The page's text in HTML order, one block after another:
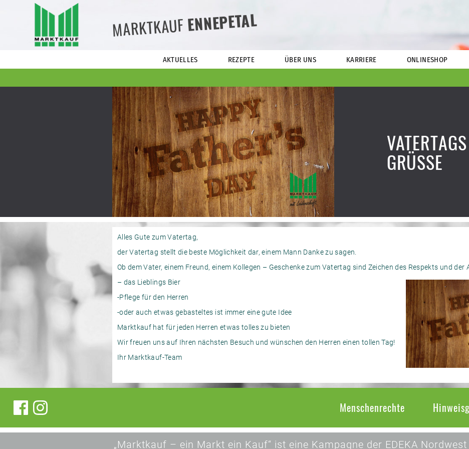
MARKTKAUFENNEPETAL
AKTUELLES REZEPTE ÜBER UNS KARRIERE ONLINESHOP
VATERTAGS
GRÜSSE
Alles Gute zum Vatertag,
der Vatertag stellt die beste Möglichkeit dar, einem Mann Danke zu sagen.
Ob dem Vater, einem Freund, einem Kollegen – Geschenke zum Vatertag sind Zeichen des Respekts und der
– das Lieblings Bier
-Pflege für den Herren
-oder auch etwas gebasteltes ist immer eine gute Idee
Marktkauf hat für jeden Herren etwas tolles zu bieten
Wir freuen uns auf Ihren nächsten Besuch und wünschen den Herren einen tollen Tag!
Ihr Marktkauf-Team
Menschenrechte
„Marktkauf – ein Markt ein Kauf“ ist eine Kampagne der EDEKA